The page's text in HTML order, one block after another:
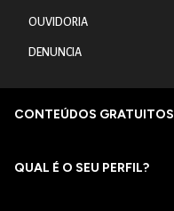
OUVIDORIA
DENUNCIA
CONTEÚDOS GRATUITOS
QUAL É O SEU PERFIL?